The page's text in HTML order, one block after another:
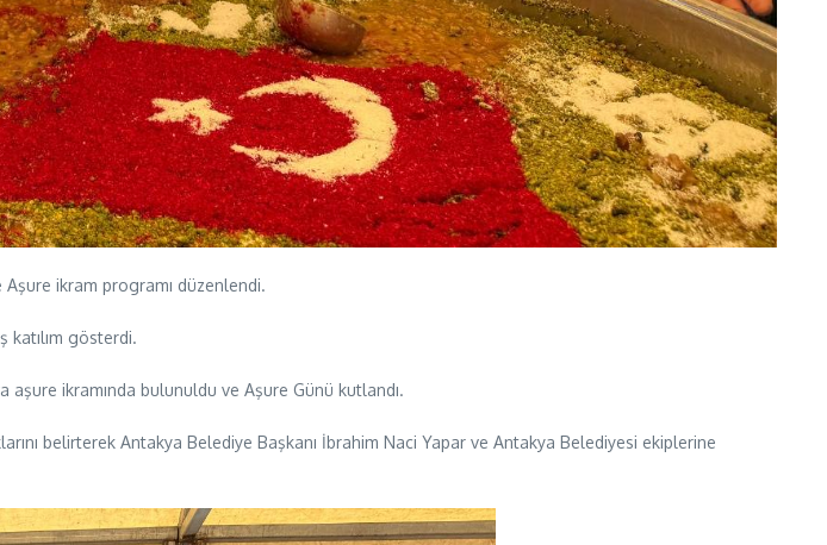
ikram programı düzenlendi.
katılım gösterdi.
aşure ikramında bulunuldu ve Aşure Günü kutlandı.
belirterek Antakya Belediye Başkanı İbrahim Naci Yapar ve Antakya Belediyesi ekiplerine